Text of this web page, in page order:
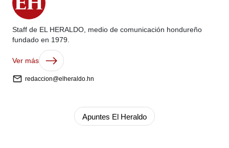
Staff de EL HERALDO, medio de comunicación hondureño
fundado en 1979.
Ver más
redaccion@elheraldo.hn
Apuntes El Heraldo